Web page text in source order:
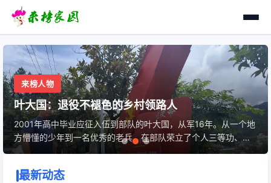
来榜人物
叶大国：退役不褪色的乡村领路人
2001年高中毕业应征入伍到部队的叶大国，从军16年。从一个地
方懵懂的少年到一名优秀的老兵，在部队荣立了个人三等功、优
秀士兵、十佳士官等多项荣誉。
最新动态